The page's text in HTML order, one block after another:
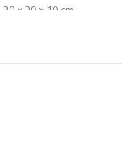
30 × 20 × 10 cm